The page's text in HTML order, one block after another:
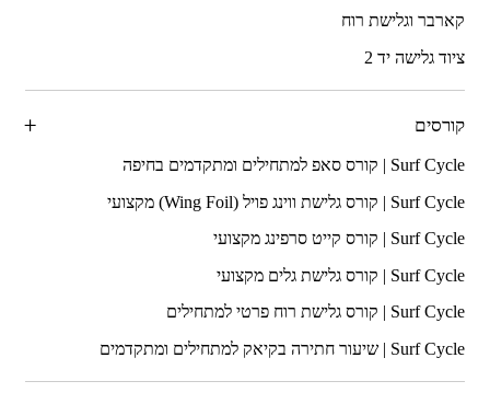
קארבר וגלישת רוח
ציוד גלישה יד 2
קורסים